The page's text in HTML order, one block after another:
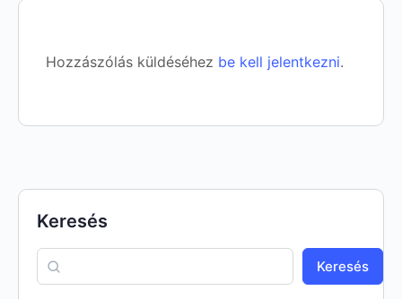
Hozzászólás küldéséhez be kell jelentkezni.
Keresés
Keresés